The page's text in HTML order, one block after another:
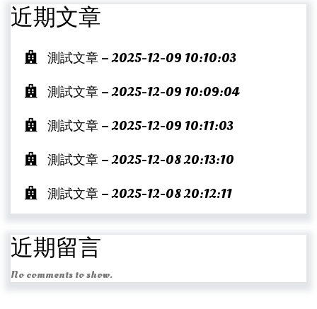
近期文章
測試文章 – 2025-12-09 10:10:03
測試文章 – 2025-12-09 10:09:04
測試文章 – 2025-12-09 10:11:03
測試文章 – 2025-12-08 20:13:10
測試文章 – 2025-12-08 20:12:11
近期留言
No comments to show.